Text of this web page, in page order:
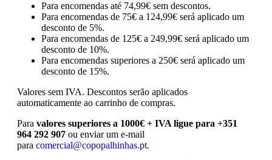
Para encomendas até 74,99€ sem descontos.
Para encomendas de 75€ a 124,99€ será aplicado um
desconto de 5%.
Para encomendas de 125€ a 249,99€ será aplicado um
desconto de 10%.
Para encomendas superiores a 250€ será aplicado um
desconto de 15%.
Valores sem IVA. Descontos serão aplicados
automaticamente ao carrinho de compras.
Para valores superiores a 1000€ + IVA ligue para +351
964 292 907 ou enviar um e-mail
para comercial@copopalhinhas.pt.